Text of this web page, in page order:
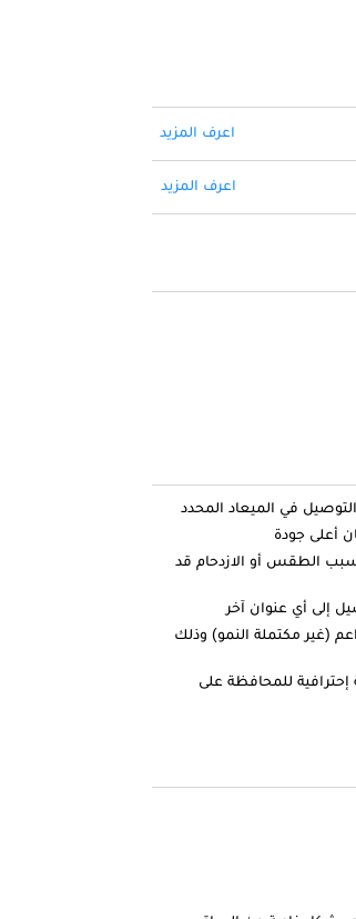
اعرف المزيد
اعرف المزيد
أعلى جودة
الطقس أو الازدحام قد
إلى أي عنوان آخر
(غير مكتملة النمو) وذلك
للمحافظة على